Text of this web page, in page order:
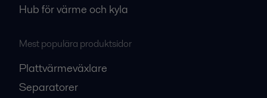
Hub för värme och kyla
Mest populära produktsidor
Plattvärmeväxlare
Separatorer